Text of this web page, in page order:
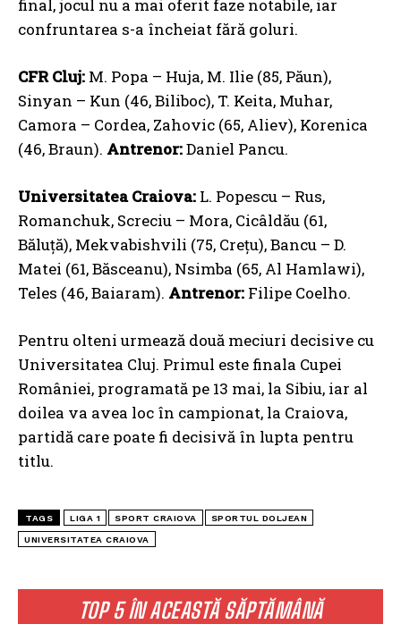
TOP 5 ÎN ACEASTĂ SĂPTĂMÂNĂ
final, jocul nu a mai oferit faze notabile, iar
confruntarea s-a încheiat fără goluri.
CFR Cluj: M. Popa – Huja, M. Ilie (85, Păun),
Sinyan – Kun (46, Biliboc), T. Keita, Muhar,
Camora – Cordea, Zahovic (65, Aliev), Korenica
(46, Braun). Antrenor:Daniel Pancu.
Universitatea Craiova: L. Popescu – Rus,
Romanchuk, Screciu – Mora, Cicâldău (61,
Băluță), Mekvabishvili (75, Crețu), Bancu – D.
Matei (61, Băsceanu), Nsimba (65, Al Hamlawi),
Teles (46, Baiaram). Antrenor: Filipe Coelho.
Pentru olteni urmează două meciuri decisive cu
Universitatea Cluj. Primul este finala Cupei
României, programată pe 13 mai, la Sibiu, iar al
doilea va avea loc în campionat, la Craiova,
partidă care poate fi decisivă în lupta pentru
titlu.
TAGS LIGA 1 SPORT CRAIOVA SPORTUL DOLJEAN
UNIVERSITATEA CRAIOVA